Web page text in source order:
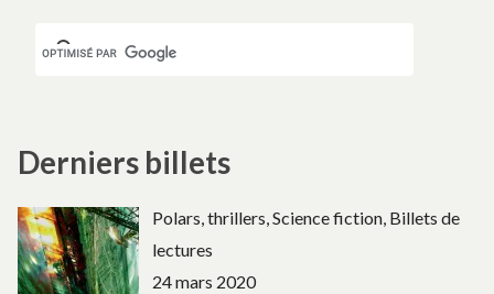
Derniers billets
Polars, thrillers, Science fiction, Billets de
lectures
24 mars 2020